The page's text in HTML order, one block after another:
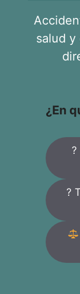
salud
¿En
?
?